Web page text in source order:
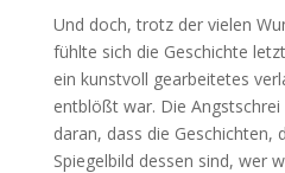
Und doch, trotz der vielen
fühlte sich die Geschichte
ein kunstvoll gearbeitetes
entblößt war. Die
daran, dass die Geschichten,
Spiegelbild dessen sind, wer